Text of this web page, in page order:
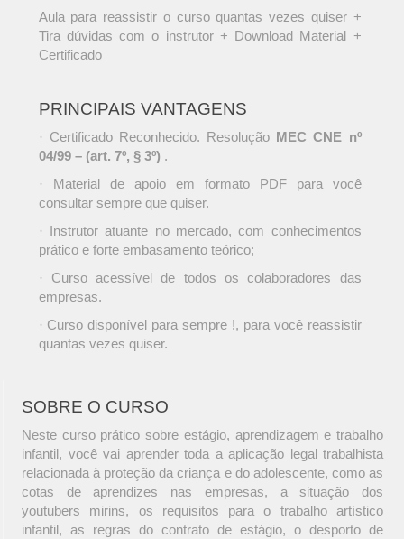
Aula para reassistir o curso quantas vezes quiser +
Tira dúvidas com o instrutor + Download Material +
Certificado
PRINCIPAIS VANTAGENS
· Certificado Reconhecido. Resolução MEC CNE nº
04/99 – (art. 7º, § 3º) .
· Material de apoio em formato PDF para você
consultar sempre que quiser.
· Instrutor atuante no mercado, com conhecimentos
prático e forte embasamento teórico;
· Curso acessível de todos os colaboradores das
empresas.
· Curso disponível para sempre !, para você reassistir
quantas vezes quiser.
SOBRE O CURSO
Neste curso prático sobre estágio, aprendizagem e trabalho
infantil, você vai aprender toda a aplicação legal trabalhista
relacionada à proteção da criança e do adolescente, como as
cotas de aprendizes nas empresas, a situação dos
youtubers mirins, os requisitos para o trabalho artístico
infantil, as regras do contrato de estágio, o desporto de